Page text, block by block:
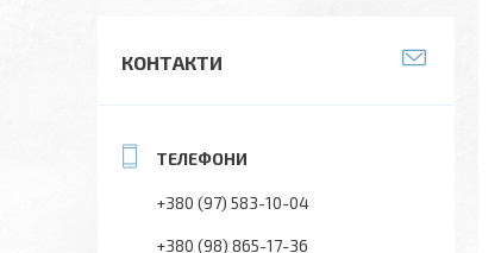
КОНТАКТИ
+380 (97) 583-10-04
+380 (98) 865-17-36